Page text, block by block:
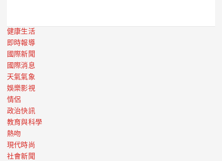
健康生活
即時報導
國際新聞
國際消息
天氣氣象
娛樂影視
情侶
政治快訊
教育與科學
熱吻
現代時尚
社會新聞